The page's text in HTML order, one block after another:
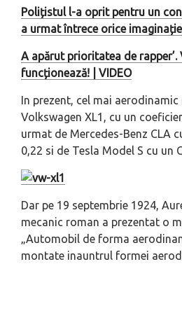
Polițistul l-a oprit pentru un
a urmat întrece orice imaginație
A apărut prioritatea de rapper’.
funcționează! | VIDEO
In prezent, cel mai
Volkswagen XL1, cu un
urmat de Mercedes-Benz CLA
0,22 si de Tesla Model S cu un
Dar pe 19 septembrie 1924,
mecanic roman a prezentat o
„Automobil de forma
montate inauntrul formei